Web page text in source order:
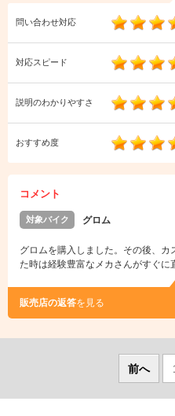
問い合わせ対応
対応スピード
説明のわかりやすさ
おすすめ度
コメント
対象バイク グロム
グロムを購入しました。その後、
た時は経験豊富なメカさんがすぐに
販売店の返答を見る
前へ